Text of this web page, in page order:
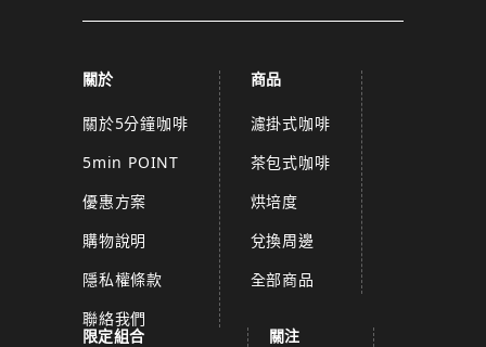
關於
關於5分鐘咖啡
5min POINT
優惠方案
購物說明
隱私權條款
聯絡我們
商品
濾掛式咖啡
茶包式咖啡
烘培度
兌換周邊
全部商品
限定組合 關注